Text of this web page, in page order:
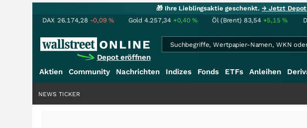
🎁 Ihre Lieblingsaktie geschenkt.→ Jetzt Depot
DAX 26.174,28 -0,09% Gold 4.257,34 +0,40% Öl (Brent) 83,54 +5,15%
Depot eröffnen
Aktien Community Nachrichten Indizes Fonds ETFs Anleihen
NEWS TICKER